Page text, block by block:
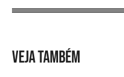
VEJA TAMBÉM